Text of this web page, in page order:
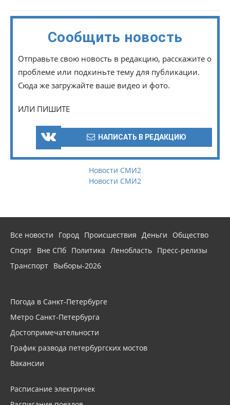
Сообщить новость
Отправьте свою новость в редакцию, расскажите о
проблеме или подкиньте тему для публикации.
Сюда же загружайте ваше видео и фото.
ИЛИ ПИШИТЕ
НАПИСАТЬ В РЕДАКЦИЮ
Новости СМИ2
Новости СМИ2
Все новости Город Происшествия Деньги
Общество
Спорт Вне СПб Политика Ленобласть Пресс-релизы
Транспорт Выборы-2026
Погода в Санкт-Петербурге
Метро Санкт-Петербурга
Достопримечательности
График развода петербургских мостов
Вакансии
Расписание электричек